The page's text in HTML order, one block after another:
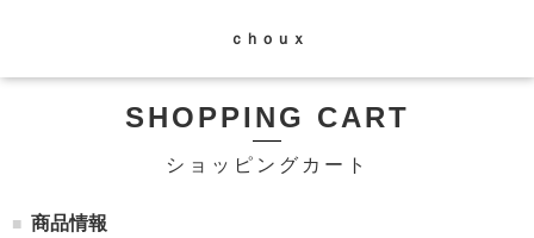
ｃｈｏｕｘ
SHOPPING CART
ショッピングカート
商品情報